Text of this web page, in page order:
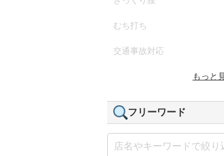
むち打ち
交通事故対応
もっと
フリーワード